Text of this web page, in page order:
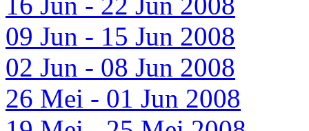
09 Jun - 15 Jun 2008
02 Jun - 08 Jun 2008
26 Mei - 01 Jun 2008